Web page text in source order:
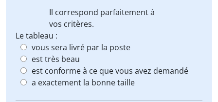
Il correspond parfaitement à
vos critères.
Le tableau :
vous sera livré par la poste
est très beau
est conforme à ce que vous avez demandé
a exactement la bonne taille